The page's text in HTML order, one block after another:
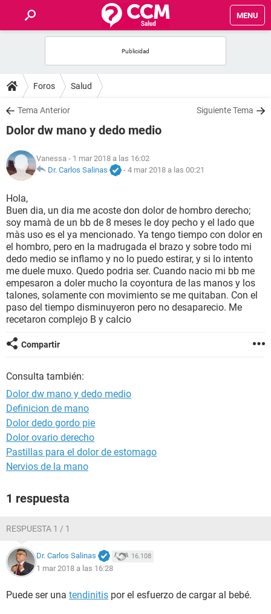
MENU
FOROS
SALUD
NUTRICIÓN
BIENESTAR
SEXUALIDAD
GLOSARIO
Foros Salud
Tema Anterior Siguiente Tema
Dolor dw mano y dedo medio
Vanessa - 1 mar 2018 a las 16:02
Dr. Carlos Salinas
- 4 mar 2018 a las 00:21
Hola,
Buen dia, un dia me acoste don dolor de hombro derecho;
soy mamà de un bb de 8 meses le doy pecho y el lado que
màs uso es el ya mencionado. Ya tengo tiempo con dolor en
el hombro, pero en la madrugada el brazo y sobre todo mi
dedo medio se inflamo y no lo puedo estirar, y si lo intento
me duele muxo. Quedo podria ser. Cuando nacio mi bb me
empesaron a doler mucho la coyontura de las manos y los
talones, solamente con movimiento se me quitaban. Con el
paso del tiempo disminuyeron pero no desaparecio. Me
recetaron complejo B y calcio
Compartir
Consulta también:
Dolor dw mano y dedo medio
Definicion de mano
Dolor dedo gordo pie
Dolor ovario derecho
Pastillas para el dolor de estomago
Nervios de la mano
1 respuesta
RESPUESTA 1 / 1
Dr. Carlos Salinas 16.108
1 mar 2018 a las 16:28
Puede ser una tendinitis por el esfuerzo de cargar al bebé.